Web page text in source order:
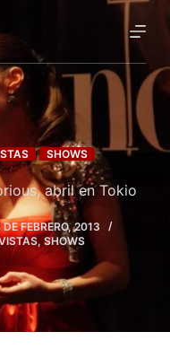
SHOWS
abril en Tokio
DE FEBRERO, 2013
, SHOWS